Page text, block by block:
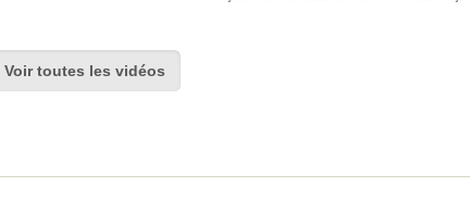
Voir toutes les vidéos